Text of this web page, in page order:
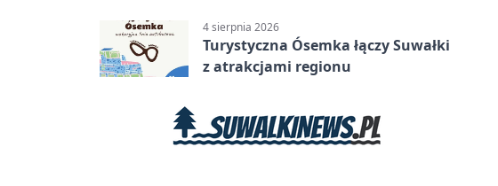
4 sierpnia 2026
Turystyczna Ósemka łączy Suwałki
z atrakcjami regionu